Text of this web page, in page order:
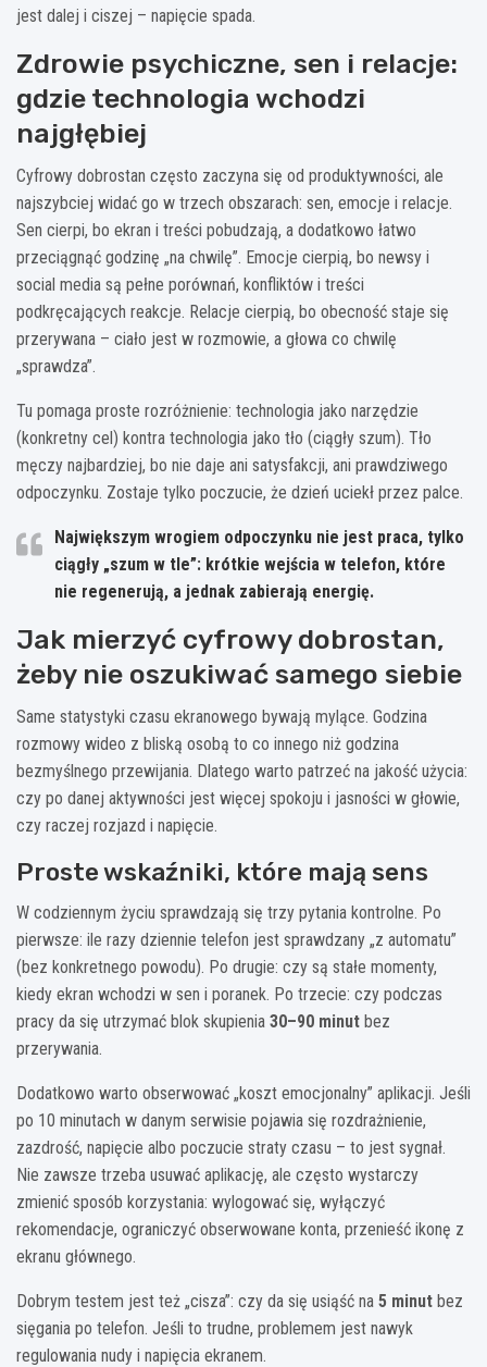
jest dalej i ciszej – napięcie spada.
Zdrowie psychiczne, sen i relacje:
gdzie technologia wchodzi
najgłębiej
Cyfrowy dobrostan często zaczyna się od produktywności, ale
najszybciej widać go w trzech obszarach: sen, emocje i relacje.
Sen cierpi, bo ekran i treści pobudzają, a dodatkowo łatwo
przeciągnąć godzinę „na chwilę”. Emocje cierpią, bo newsy i
social media są pełne porównań, konfliktów i treści
podkręcających reakcje. Relacje cierpią, bo obecność staje się
przerywana – ciało jest w rozmowie, a głowa co chwilę
„sprawdza”.
Tu pomaga proste rozróżnienie: technologia jako narzędzie
(konkretny cel) kontra technologia jako tło (ciągły szum). Tło
męczy najbardziej, bo nie daje ani satysfakcji, ani prawdziwego
odpoczynku. Zostaje tylko poczucie, że dzień uciekł przez palce.
Największym wrogiem odpoczynku nie jest praca, tylko
ciągły „szum w tle”: krótkie wejścia w telefon, które
nie regenerują, a jednak zabierają energię.
Jak mierzyć cyfrowy dobrostan,
żeby nie oszukiwać samego siebie
Same statystyki czasu ekranowego bywają mylące. Godzina
rozmowy wideo z bliską osobą to co innego niż godzina
bezmyślnego przewijania. Dlatego warto patrzeć na jakość użycia:
czy po danej aktywności jest więcej spokoju i jasności w głowie,
czy raczej rozjazd i napięcie.
Proste wskaźniki, które mają sens
W codziennym życiu sprawdzają się trzy pytania kontrolne. Po
pierwsze: ile razy dziennie telefon jest sprawdzany „z automatu”
(bez konkretnego powodu). Po drugie: czy są stałe momenty,
kiedy ekran wchodzi w sen i poranek. Po trzecie: czy podczas
pracy da się utrzymać blok skupienia 30–90 minut bez
przerywania.
Dodatkowo warto obserwować „koszt emocjonalny” aplikacji. Jeśli
po 10 minutach w danym serwisie pojawia się rozdrażnienie,
zazdrość, napięcie albo poczucie straty czasu – to jest sygnał.
Nie zawsze trzeba usuwać aplikację, ale często wystarczy
zmienić sposób korzystania: wylogować się, wyłączyć
rekomendacje, ograniczyć obserwowane konta, przenieść ikonę z
ekranu głównego.
Dobrym testem jest też „cisza”: czy da się usiąść na 5 minut bez
sięgania po telefon. Jeśli to trudne, problemem jest nawyk
regulowania nudy i napięcia ekranem.